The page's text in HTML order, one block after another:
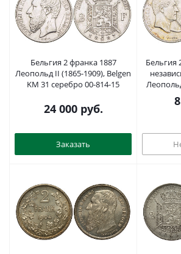
Бельгия 2 франка 1887
Леопольд II (1865-1909), Belgen
KM 31 серебро 00-814-15
24 000руб.
Заказать
Бельгия
Леопольд I и Леопольд